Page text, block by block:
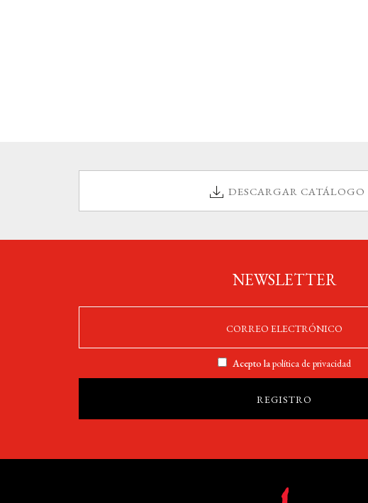
DESCARGAR CATÁLOGO
NEWSLETTER
Acepto lapolítica de privacidad